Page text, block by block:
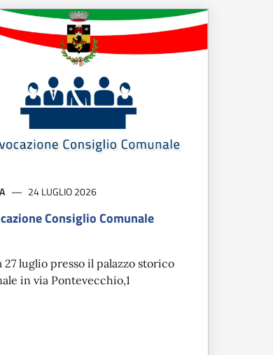
24 LUGLIO 2026
Consiglio Comunale
27 luglio presso il palazzo storico
in via Pontevecchio,1